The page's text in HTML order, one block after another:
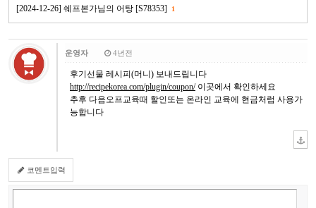
[2024-12-26] 쉐프본가님의 어탕 [S78353] 1
운영자 4년전
후기선물 레시피(머니) 보내드립니다
http://recipekorea.com/plugin/coupon/이곳에서 확인하세요
추후 다음오프교육때 할인또는 온라인 교육에 현금처럼 사용가
능합니다
코멘트입력